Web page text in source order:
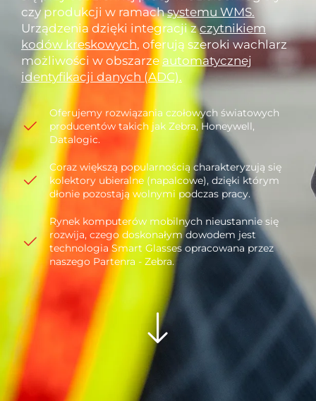
czy produkcji w ramachsystemu WMS.
Urządzenia dzięki integracji zczytnikiem
kodów kreskowych, oferują szeroki wachlarz
możliwości w obszarze automatycznej
identyfikacji danych (ADC).
Oferujemy rozwiązania czołowych światowych
producentów takich jak Zebra, Honeywell,
Datalogic.
Coraz większą popularnością charakteryzują się
kolektory ubieralne (napalcowe), dzięki którym
dłonie pozostają wolnymi podczas pracy.
Rynek komputerów mobilnych nieustannie się
rozwija, czego doskonałym dowodem jest
technologia Smart Glasses opracowana przez
naszego Partenra - Zebra.